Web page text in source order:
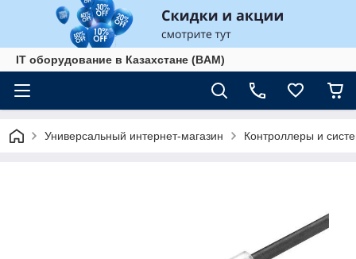
IT оборудование в Казахстане (BAM)
Универсальный интернет-магазин Контроллеры и